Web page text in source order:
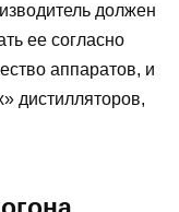
должен
ее согласно
аппаратов, и
дистилляторов,